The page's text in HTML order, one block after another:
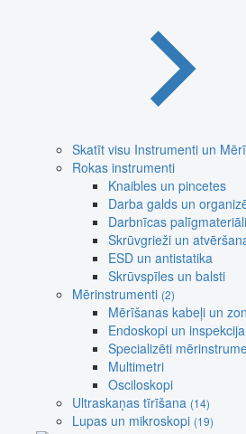
Skatīt visu Instrumenti un
Rokas instrumenti
Knaibles un pincetes
Darba galds un
Darbnīcas palīgmateriāli
Skrūvgrieži un
ESD un antistatika
Skrūvspīles un balsti
Mērinstrumenti (2)
Mērīšanas kabeļi un
Endoskopi un inspekcija
Specializēti
Multimetri
Osciloskopi
Ultraskaņas tīrīšana (14)
Lupas un mikroskopi (19)